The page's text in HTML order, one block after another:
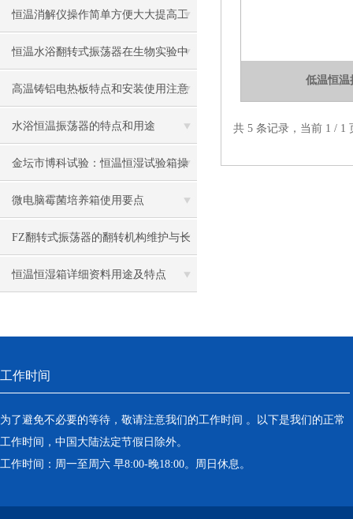
恒温消解仪操作简单方便大大提高工
作效率
恒温水浴翻转式振荡器在生物实验中
的重要性
高温铸铝电热板特点和安装使用注意
事项
水浴恒温振荡器的特点和用途
金坛市博科试验：恒温恒湿试验箱操
作注意事项
微电脑霉菌培养箱使用要点
FZ翻转式振荡器的翻转机构维护与长
期稳定运行技巧
恒温恒湿箱详细资料用途及特点
低温恒温
共 5 条记录，当前 1 /
工作时间
为了避免不必要的等待，敬请注意我们的工作时间 。以下是我们的正常
工作时间，中国大陆法定节假日除外。
工作时间：周一至周六 早8:00-晚18:00。周日休息。